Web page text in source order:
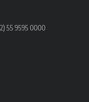
55 9595 0000